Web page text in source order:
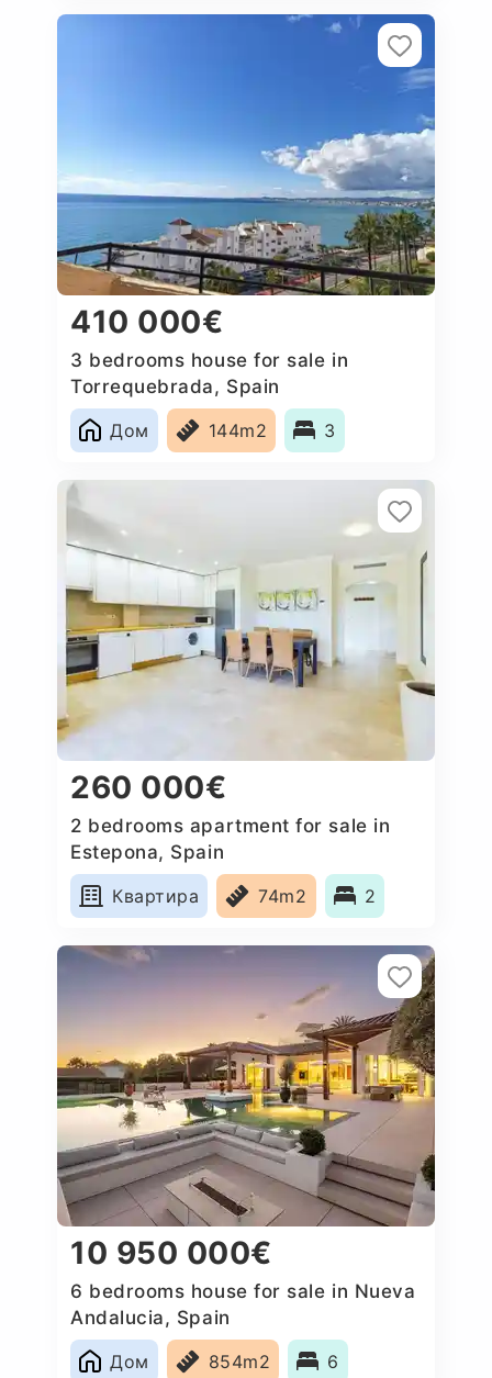
410 000€
3 bedrooms house for sale in
Torrequebrada, Spain
Дом
144m2 3
260 000€
2 bedrooms apartment for sale in
Estepona, Spain
Квартира
74m2 2
10 950 000€
6 bedrooms house for sale in Nueva
Andalucia, Spain
Дом
854m2 6